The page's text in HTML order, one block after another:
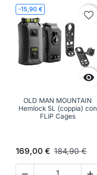
-15,90 €

favorite_border
OLD MAN MOUNTAIN
Hemlock 5L (coppia) con
FLiP Cages
169,00 € 184,90 €